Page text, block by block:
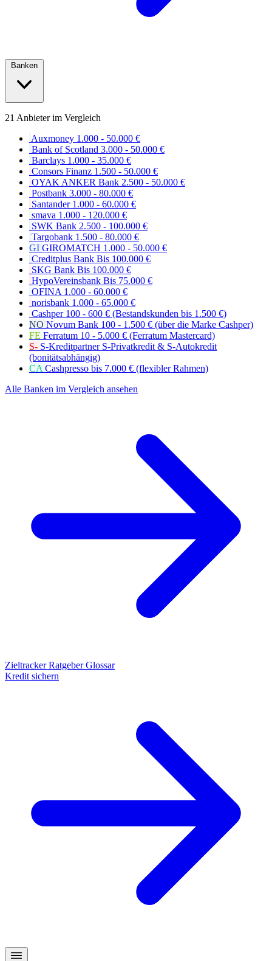
21 Anbieter im Vergleich
Auxmoney 1.000 - 50.000 €
Bank of Scotland 3.000 - 50.000 €
Barclays 1.000 - 35.000 €
Consors Finanz 1.500 - 50.000 €
OYAK ANKER Bank 2.500 - 50.000 €
Postbank 3.000 - 80.000 €
Santander 1.000 - 60.000 €
smava 1.000 - 120.000 €
SWK Bank 2.500 - 100.000 €
Targobank 1.500 - 80.000 €
GI GIROMATCH 1.000 - 50.000 €
Creditplus Bank Bis 100.000 €
SKG Bank Bis 100.000 €
HypoVereinsbank Bis 75.000 €
OFINA 1.000 - 60.000 €
norisbank 1.000 - 65.000 €
Cashper 100 - 600 € (Bestandskunden bis 1.500 €)
NO Novum Bank 100 - 1.500 € (über die Marke Cashper)
FE Ferratum 10 - 5.000 € (Ferratum Mastercard)
S- S-Kreditpartner S-Privatkredit & S-Autokredit
(bonitätsabhängig)
CA Cashpresso bis 7.000 € (flexibler Rahmen)
Alle Banken im Vergleich ansehen
ZieltrackerRatgeberGlossar
Kredit sichern